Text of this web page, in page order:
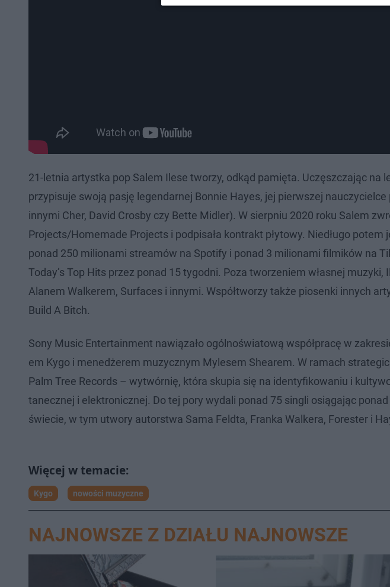
21-letnia artystka pop Salem Ilese tworzy, odkąd pamięta. Uczęszczając na
przypisuje swoją pasję legendarnej Bonnie Hayes, jej pierwszej
innymi Cher, David Crosby czy Bette Midler). W sierpniu 2020 roku Salem
Projects/Homemade Projects i podpisała kontrakt płytowy. Niedługo potem
ponad 250 milionami streamów na Spotify i ponad 3 milionami filmików na
Today’s Top Hits przez ponad 15 tygodni. Poza tworzeniem własnej muzyki,
Alanem Walkerem, Surfaces i innymi. Współtworzy także piosenki innych
Build A Bitch.
Sony Music Entertainment nawiązało ogólnoświatową współpracę w
em Kygo i menedżerem muzycznym Mylesem Shearem. W ramach
Palm Tree Records – wytwórnię, która skupia się na identyfikowaniu i
tanecznej i elektronicznej. Do tej pory wydali ponad 75 singli osiągając
świecie, w tym utwory autorstwa Sama Feldta, Franka Walkera, Forester i
Kygo nowości muzyczne
NAJNOWSZE Z DZIAŁU NAJNOWSZE